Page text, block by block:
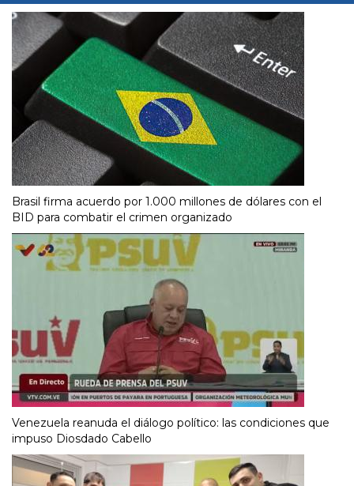
Brasil firma acuerdo por 1.000 millones de dólares con el
BID para combatir el crimen organizado
Venezuela reanuda el diálogo político: las condiciones que
impuso Diosdado Cabello